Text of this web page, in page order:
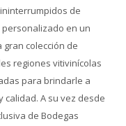
de
en un
colección de
regiones vitivinícolas
para brindarle a
A su vez desde
de Bodegas